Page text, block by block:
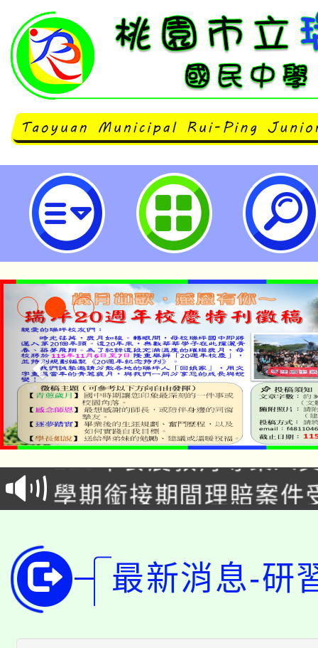
桃園市114年度推動月經教育及性
教案發表會-桃園市立瑞坪國民中學
淨零綠生活教案入校路
會
115年食農教育專業人
程
學期銜接期間理賠案件
版
公告本校115學年度第
代理(課)教師甄選結果(
「2026金融保險知識
車」活動
最新消息-研